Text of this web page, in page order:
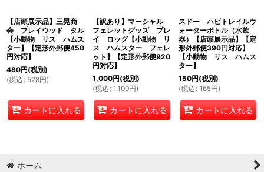
【店頭展示品】三晃商
会 プレイウッド タル
【小動物 リス ハムス
ター】【定形外郵便450
円対応】
480円(税別)
(税込 : 528円)
カートに入れる
【訳あり】マーシャル
フェレットグッズ プレ
イ ロッグ【小動物 リ
ス ハムスター フェレ
ット】【定形外郵便920
円対応】
1,000円(税別)
(税込 : 1,100円)
カートに入れる
スドー ハビトレイルウ
ォーターボトル（水飲
器）【店頭展示品】【定
形外郵便390円対応】
【小動物 リス ハムス
ター】
150円(税別)
(税込 : 165円)
カートに入れる
ホーム